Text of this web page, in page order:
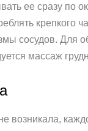
ее сразу по
крепкого
сосудов. Для
массаж
возникала,